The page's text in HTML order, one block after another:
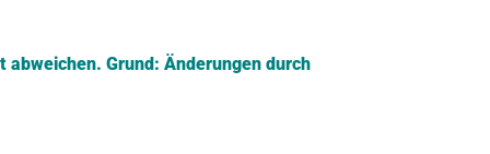
abweichen. Grund: Änderungen durch